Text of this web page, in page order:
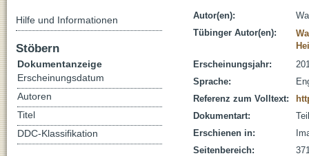
Autor(en):
Tübinger Autor(en):
Erscheinungsjahr:
Sprache:
Referenz zum Volltext:
Dokumentart:
Erschienen in:
Seitenbereich:
Hilfe und Informationen
Stöbern
Dokumentanzeige
Erscheinungsdatum
Autoren
Titel
DDC-Klassifikation